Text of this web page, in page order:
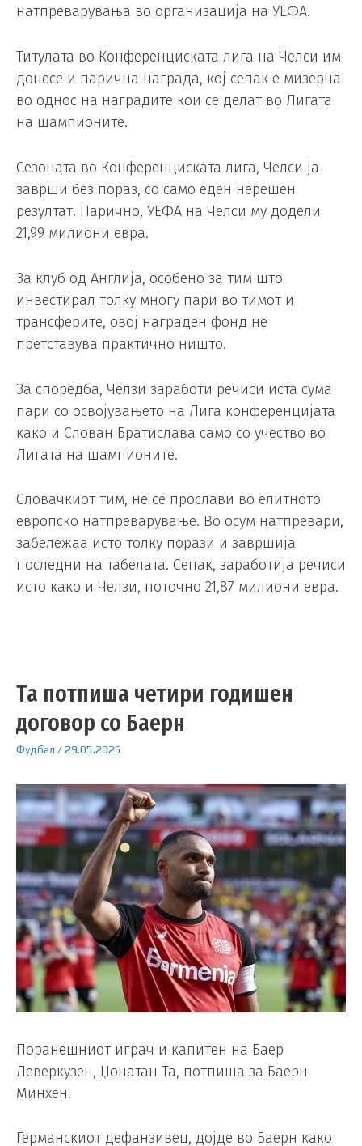
натпреварувања во организација на УЕФА.
Титулата во Конференциската лига на Челси им
донесе и парична награда, кој сепак е мизерна
во однос на наградите кои се делат во Лигата
на шампионите.
Сезоната во Конференциската лига, Челси ја
заврши без пораз, со само еден нерешен
резултат. Парично, УЕФА на Челси му додели
21,99 милиони евра.
За клуб од Англија, особено за тим што
инвестирал толку многу пари во тимот и
трансферите, овој награден фонд не
претставува практично ништо.
За споредба, Челзи заработи речиси иста сума
пари со освојувањето на Лига конференцијата
како и Слован Братислава само со учество во
Лигата на шампионите.
Словачкиот тим, не се прослави во елитното
европско натпреварување. Во осум натпревари,
забележаа исто толку порази и завршија
последни на табелата. Сепак, заработија речиси
исто како и Челзи, поточно 21,87 милиони евра.
Та потпиша четири годишен
договор со Баерн
Фудбал /29.05.2025
Поранешниот играч и капитен на Баер
Леверкузен, Џонатан Та, потпиша за Баерн
Минхен.
Германскиот дефанзивец, дојде во Баерн како